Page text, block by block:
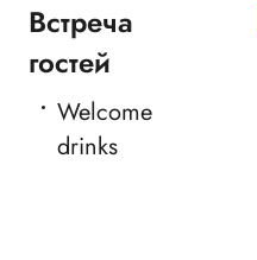
Встреча
гостей
Welcome
drinks